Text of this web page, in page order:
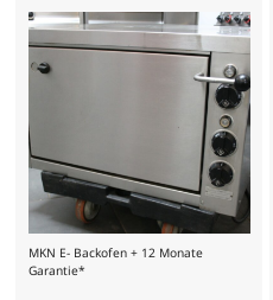
MKN E- Backofen + 12 Monate
Garantie*